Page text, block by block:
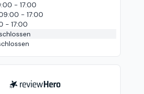
- 17:00
- 17:00
- 17:00
ReviewHero